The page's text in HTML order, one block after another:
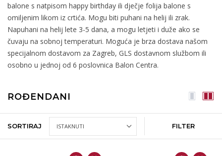
balone s natpisom happy birthday ili dječje folija balone s
omiljenim likom iz crtića. Mogu biti puhani na helij ili zrak.
Napuhani na helij lete 3-5 dana, a mogu letjeti i duže ako se
čuvaju na sobnoj temperaturi. Moguća je brza dostava našom
specijalnom dostavom za Zagreb, GLS dostavnom službom ili
osobno u jednoj od 6 poslovnica Balon Centra.
ROĐENDANI
SORTIRAJ FILTER